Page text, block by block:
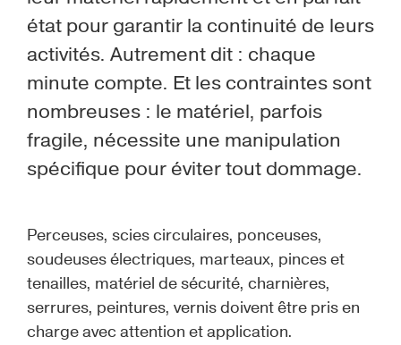
état pour garantir la continuité de leurs
activités. Autrement dit : chaque
minute compte. Et les contraintes sont
nombreuses : le matériel, parfois
fragile, nécessite une manipulation
spécifique pour éviter tout dommage.
Perceuses, scies circulaires, ponceuses,
soudeuses électriques, marteaux, pinces et
tenailles, matériel de sécurité, charnières,
serrures, peintures, vernis doivent être pris en
charge avec attention et application.